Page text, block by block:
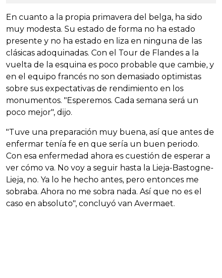
En cuanto a la propia primavera del belga, ha sido
muy modesta. Su estado de forma no ha estado
presente y no ha estado en liza en ninguna de las
clásicas adoquinadas. Con el Tour de Flandes a la
vuelta de la esquina es poco probable que cambie, y
en el equipo francés no son demasiado optimistas
sobre sus expectativas de rendimiento en los
monumentos. "Esperemos. Cada semana será un
poco mejor", dijo.
"Tuve una preparación muy buena, así que antes de
enfermar tenía fe en que sería un buen periodo.
Con esa enfermedad ahora es cuestión de esperar a
ver cómo va. No voy a seguir hasta la Lieja-Bastogne-
Lieja, no. Ya lo he hecho antes, pero entonces me
sobraba. Ahora no me sobra nada. Así que no es el
caso en absoluto", concluyó van Avermaet.